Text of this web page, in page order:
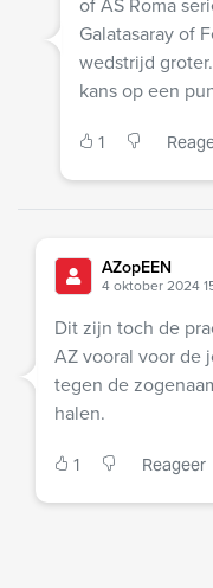
of AS Roma
Galatasaray of
wedstrijd
kans op een
1
AZopEEN
4 oktober 2024
Dit zijn toch de
AZ vooral voor de
tegen de
halen.
1 Reageer